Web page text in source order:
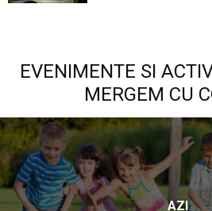
EVENIMENTE SI
MERGEM CU
AZI